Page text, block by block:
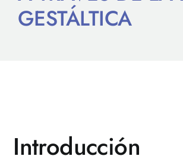
GESTÁLTICA
Introducción